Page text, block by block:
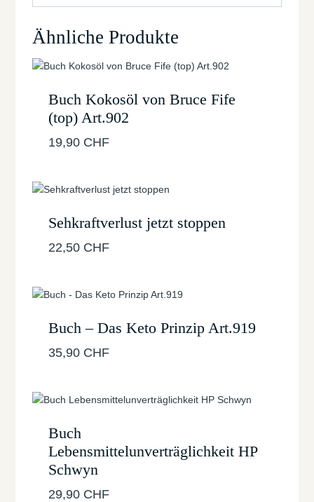
Ähnliche Produkte
Buch Kokosöl von Bruce Fife
(top) Art.902
19,90 CHF
Sehkraftverlust jetzt stoppen
22,50 CHF
Buch – Das Keto Prinzip Art.919
35,90 CHF
Buch
Lebensmittelunverträglichkeit HP
Schwyn
29,90 CHF